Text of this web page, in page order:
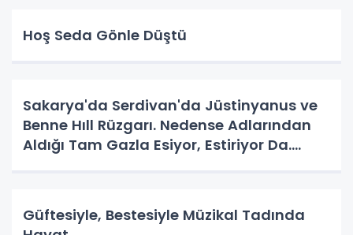
Hoş Seda Gönle Düştü
Sakarya'da Serdivan'da Jüstinyanus ve
Benne Hıll Rüzgarı. Nedense Adlarından
Aldığı Tam Gazla Esiyor, Estiriyor Da.
Güftesiyle, Bestesiyle Müzikal Tadında